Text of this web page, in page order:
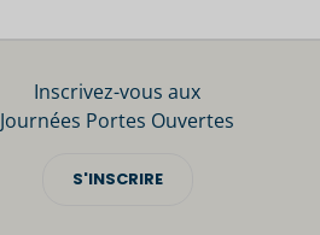
Inscrivez-vous aux
Journées Portes Ouvertes
S'INSCRIRE